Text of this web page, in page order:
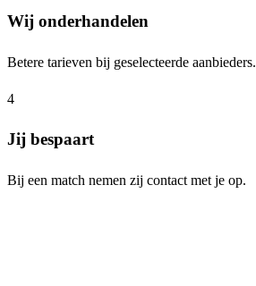
Wij onderhandelen
Betere tarieven bij geselecteerde aanbieders.
4
Jij bespaart
Bij een match nemen zij contact met je op.